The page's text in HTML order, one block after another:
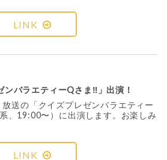
LINK
バラエティーQさま‼︎」出演！
送の「クイズプレゼンバラエティー
、19:00〜）に出演します。お楽しみ
LINK